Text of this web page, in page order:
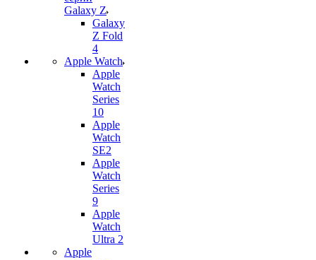
Galaxy Z
Galaxy
Z Fold
4
Apple Watch
Apple
Watch
Series
10
Apple
Watch
SE2
Apple
Watch
Series
9
Apple
Watch
Ultra 2
Apple